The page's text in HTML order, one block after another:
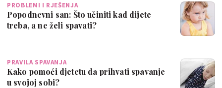
PROBLEMI I RJEŠENJA
Popodnevni san: Što učiniti kad dijete
treba, a ne želi spavati?
PRAVILA SPAVANJA
Kako pomoći djetetu da prihvati spavanje
u svojoj sobi?